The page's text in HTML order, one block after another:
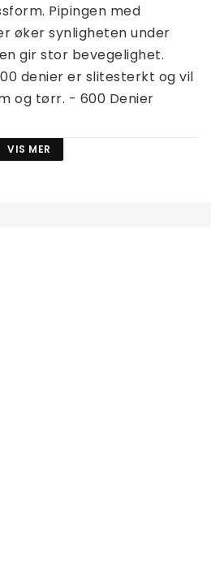
Pipingen med
øker synligheten under
gir stor bevegelighet.
denier er slitesterkt og vil
og tørr. - 600 Denier
3000 mm)
VIS MER